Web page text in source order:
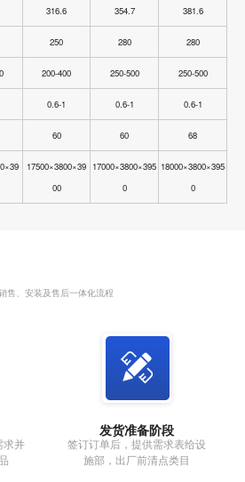
316.6 354.7 381.6
250 280 280
200-400 250-500 250-500
0.6-1 0.6-1 0.6-1
60 60 68
17500×3800×39
00
17000×3800×395
0
18000×3800×395
0
售、安装及售后一体化流程
求并
发货准备阶段
签订订单后，提供需求表给设
施部，出厂前清点类目